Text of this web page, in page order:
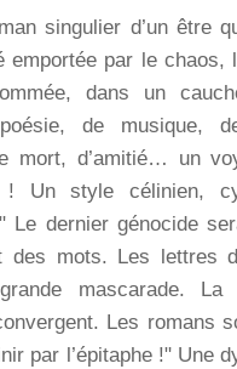
singulier d’un être
emportée par le chaos,
dans un
de musique,
mort, d’amitié… un
Un style célinien,
Le dernier génocide
des mots. Les lettres
mascarade.
Les romans
par l’épitaphe !" Une